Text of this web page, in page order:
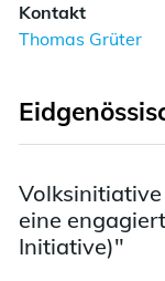
Kontakt
Thomas Grüter
eine
Initiative)"